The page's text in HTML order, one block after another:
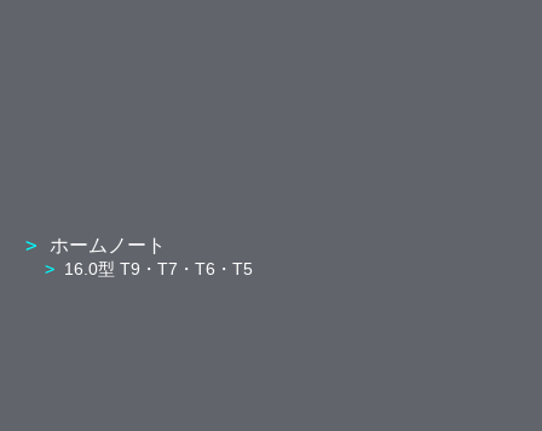
ホームノート
16.0型 T9・T7・T6・T5